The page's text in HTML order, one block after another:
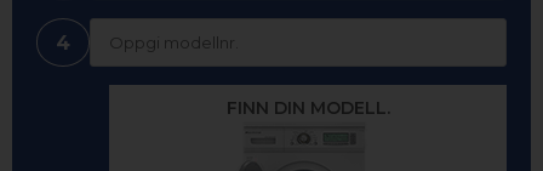
4
FINN DIN MODELL.